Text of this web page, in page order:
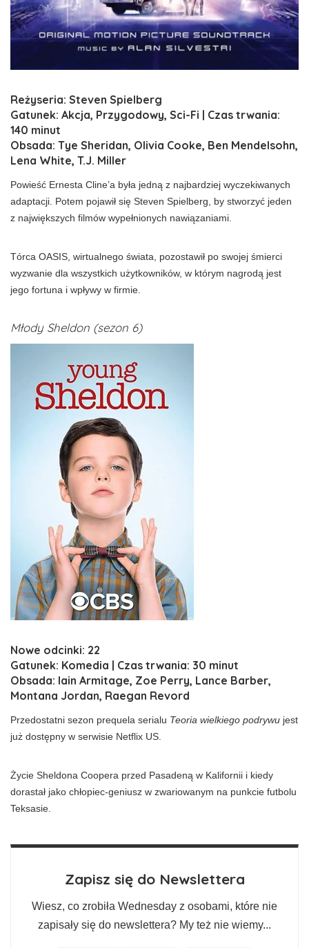
Reżyseria: Steven Spielberg
Gatunek: Akcja, Przygodowy, Sci-Fi | Czas trwania:
140 minut
Obsada: Tye Sheridan, Olivia Cooke, Ben Mendelsohn,
Lena White, T.J. Miller
Powieść Ernesta Cline’a była jedną z najbardziej wyczekiwanych
adaptacji. Potem pojawił się Steven Spielberg, by stworzyć jeden
z największych filmów wypełnionych nawiązaniami.
Tórca OASIS, wirtualnego świata, pozostawił po swojej śmierci
wyzwanie dla wszystkich użytkowników, w którym nagrodą jest
jego fortuna i wpływy w firmie.
Młody Sheldon (sezon 6)
Nowe odcinki: 22
Gatunek: Komedia | Czas trwania: 30 minut
Obsada: Iain Armitage, Zoe Perry, Lance Barber,
Montana Jordan, Raegan Revord
Przedostatni sezon prequela serialu Teoria wielkiego podrywu jest
już dostępny w serwisie Netflix US.
Życie Sheldona Coopera przed Pasadeną w Kalifornii i kiedy
dorastał jako chłopiec-geniusz w zwariowanym na punkcie futbolu
Teksasie.
Zapisz się do Newslettera
Wiesz, co zrobiła Wednesday z osobami, które nie
zapisały się do newslettera? My też nie wiemy...